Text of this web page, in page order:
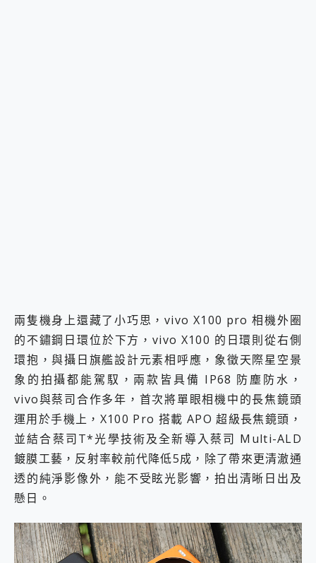
兩隻機身上還藏了小巧思，vivo X100 pro 相機外圈
的不鏽鋼日環位於下方，vivo X100 的日環則從右側
環抱，與攝日旗艦設計元素相呼應，象徵天際星空景
象的拍攝都能駕馭，兩款皆具備 IP68 防塵防水，
vivo與蔡司合作多年，首次將單眼相機中的長焦鏡頭
運用於手機上，X100 Pro 搭載 APO 超級長焦鏡頭，
並結合蔡司T*光學技術及全新導入蔡司 Multi-ALD
鍍膜工藝，反射率較前代降低5成，除了帶來更清澈通
透的純淨影像外，能不受眩光影響，拍出清晰日出及
懸日。